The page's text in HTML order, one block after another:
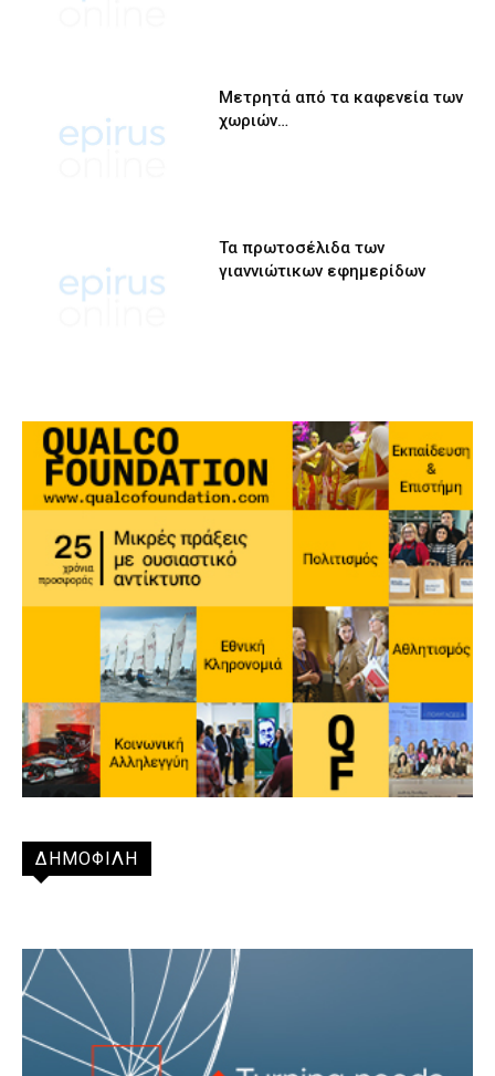
Μετρητά από τα καφενεία των
χωριών…
Τα πρωτοσέλιδα των
γιαννιώτικων εφημερίδων
ΔΗΜΟΦΙΛΗ